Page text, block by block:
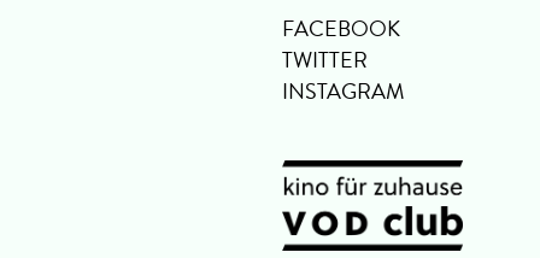
FACEBOOK
TWITTER
INSTAGRAM